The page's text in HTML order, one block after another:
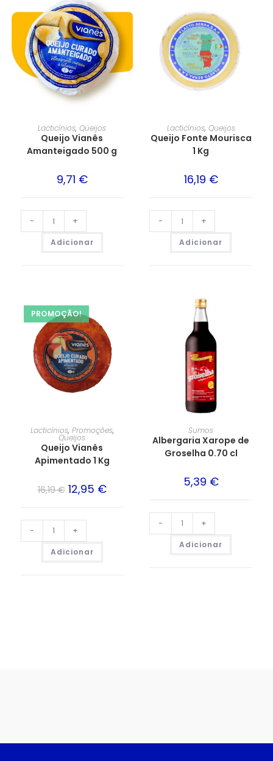
Lacticínios,Queijos
Queijo Vianês
Amanteigado 500 g
9,71 €
- +
Adicionar
Lacticínios, Queijos
Queijo Fonte Mourisca
1 Kg
16,19 €
- +
Adicionar
PROMOÇÃO!
Lacticínios, Promoções,
Queijos
Queijo Vianês
Apimentado 1 Kg
16,19€ 12,95 €
- +
Adicionar
Sumos
Albergaria Xarope de
Groselha 0.70 cl
5,39 €
- +
Adicionar